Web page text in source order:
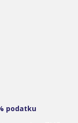
podatku